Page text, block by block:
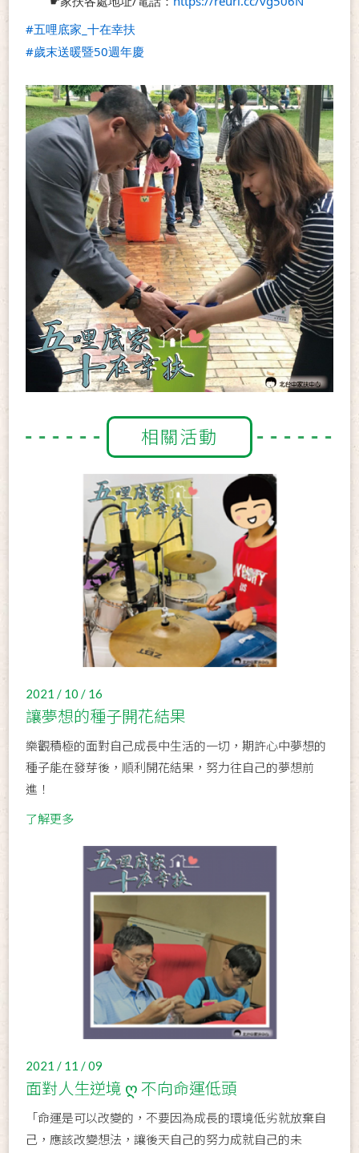
#五哩底家_十在幸扶
#歲末送暖暨50週年慶
相關活動
2021 / 10 / 16
讓夢想的種子開花結果
樂觀積極的面對自己成長中生活的一切，期許心中夢想的
種子能在發芽後，順利開花結果，努力往自己的夢想前
進！
了解更多
2021 / 11 / 09
面對人生逆境 ღ 不向命運低頭
「命運是可以改變的，不要因為成長的環境低劣就放棄自
己，應該改變想法，讓後天自己的努力成就自己的未